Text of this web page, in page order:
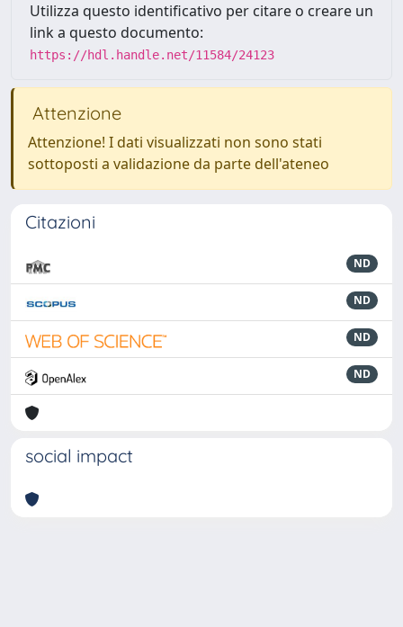
Utilizza questo identificativo per citare o creare un
link a questo documento:
https://hdl.handle.net/11584/24123
Attenzione
Attenzione! I dati visualizzati non sono stati
sottoposti a validazione da parte dell'ateneo
Citazioni
ND
ND
ND
ND
social impact